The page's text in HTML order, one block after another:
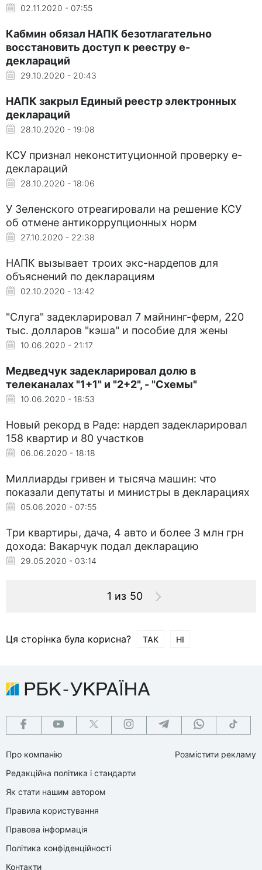
02.11.2020 - 07:55
Кабмин обязал НАПК безотлагательно
восстановить доступ к реестру е-
деклараций
29.10.2020 - 20:43
НАПК закрыл Единый реестр электронных
деклараций
28.10.2020 - 19:08
КСУ признал неконституционной проверку е-
деклараций
28.10.2020 - 18:06
У Зеленского отреагировали на решение КСУ
об отмене антикоррупционных норм
27.10.2020 - 22:38
НАПК вызывает троих экс-нардепов для
объяснений по декларациям
02.10.2020 - 13:42
"Слуга" задекларировал 7 майнинг-ферм, 220
тыс. долларов "кэша" и пособие для жены
10.06.2020 - 21:17
Медведчук задекларировал долю в
телеканалах "1+1" и "2+2", - "Схемы"
10.06.2020 - 18:53
Новый рекорд в Раде: нардеп задекларировал
158 квартир и 80 участков
06.06.2020 - 18:18
Миллиарды гривен и тысяча машин: что
показали депутаты и министры в декларациях
05.06.2020 - 07:55
Три квартиры, дача, 4 авто и более 3 млн грн
дохода: Вакарчук подал декларацию
29.05.2020 - 03:14
1 из 50
Ця сторінка була корисна? ТАК НІ
Про компанію
Редакційна політика і стандарти
Як стати нашим автором
Правила користування
Правова інформація
Політика конфіденційності
Контакти
Розмістити рекламу